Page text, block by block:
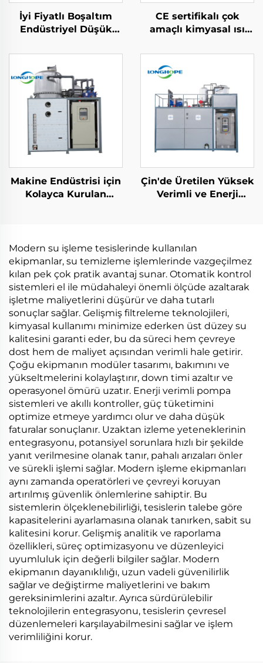
İyi Fiyatlı Boşaltım
Endüstriyel Düşük
Buharlaştırıcı ve
Kristalleşme Makinesi
Atık Su Tedariği için
CE sertifikalı çok
amaçlı kimyasal ısı
çıkarma
yoğunlaştırma
kristalleştirme
makinesi
Makine Endüstrisi için
Kolayca Kurulan
Buharlaştırıcı
Çin'de Üretilen Yüksek
Verimli ve Enerji
Kristalleştirici
Modern su işleme tesislerinde kullanılan
ekipmanlar, su temizleme işlemlerinde vazgeçilmez
kılan pek çok pratik avantaj sunar. Otomatik kontrol
sistemleri el ile müdahaleyi önemli ölçüde azaltarak
işletme maliyetlerini düşürür ve daha tutarlı
sonuçlar sağlar. Gelişmiş filtreleme teknolojileri,
kimyasal kullanımı minimize ederken üst düzey su
kalitesini garanti eder, bu da süreci hem çevreye
dost hem de maliyet açısından verimli hale getirir.
Çoğu ekipmanın modüler tasarımı, bakımını ve
yükseltmelerini kolaylaştırır, down timi azaltır ve
operasyonel ömürü uzatır. Enerji verimli pompa
sistemleri ve akıllı kontroller, güç tüketimini
optimize etmeye yardımcı olur ve daha düşük
faturalar sonuçlanır. Uzaktan izleme yeteneklerinin
entegrasyonu, potansiyel sorunlara hızlı bir şekilde
yanıt verilmesine olanak tanır, pahalı arızaları önler
ve sürekli işlemi sağlar. Modern işleme ekipmanları
aynı zamanda operatörleri ve çevreyi koruyan
artırılmış güvenlik önlemlerine sahiptir. Bu
sistemlerin ölçeklenebilirliği, tesislerin talebe göre
kapasitelerini ayarlamasına olanak tanırken, sabit su
kalitesini korur. Gelişmiş analitik ve raporlama
özellikleri, süreç optimizasyonu ve düzenleyici
uyumluluk için değerli bilgiler sağlar. Modern
ekipmanın dayanıklılığı, uzun vadeli güvenilirlik
sağlar ve değiştirme maliyetlerini ve bakım
gereksinimlerini azaltır. Ayrıca sürdürülebilir
teknolojilerin entegrasyonu, tesislerin çevresel
düzenlemeleri karşılayabilmesini sağlar ve işlem
verimliliğini korur.